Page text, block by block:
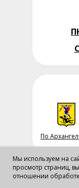
По
Мы используем на
просмотр страниц,
отношении